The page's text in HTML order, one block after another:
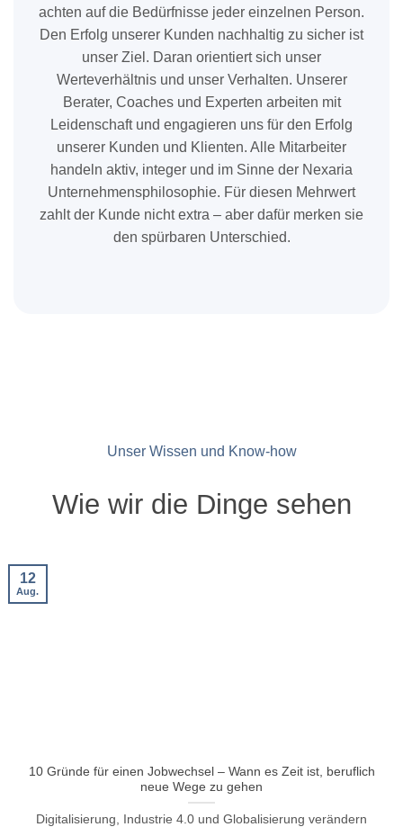
achten auf die Bedürfnisse jeder einzelnen Person.
Den Erfolg unserer Kunden nachhaltig zu sicher ist
unser Ziel. Daran orientiert sich unser
Werteverhältnis und unser Verhalten. Unserer
Berater, Coaches und Experten arbeiten mit
Leidenschaft und engagieren uns für den Erfolg
unserer Kunden und Klienten. Alle Mitarbeiter
handeln aktiv, integer und im Sinne der Nexaria
Unternehmensphilosophie. Für diesen Mehrwert
zahlt der Kunde nicht extra – aber dafür merken sie
den spürbaren Unterschied.
Unser Wissen und Know-how
Wie wir die Dinge sehen
10 Gründe für einen Jobwechsel – Wann es Zeit ist, beruflich
neue Wege zu gehen
Digitalisierung, Industrie 4.0 und Globalisierung verändern
12
Aug.